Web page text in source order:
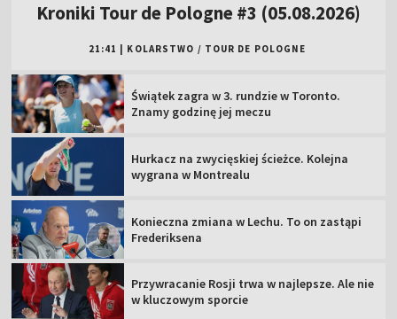
Kroniki Tour de Pologne #3 (05.08.2026)
21:41 KOLARSTWO / TOUR DE POLOGNE
Świątek zagra w 3. rundzie w Toronto.
Znamy godzinę jej meczu
Hurkacz na zwycięskiej ścieżce. Kolejna
wygrana w Montrealu
Konieczna zmiana w Lechu. To on zastąpi
Frederiksena
Przywracanie Rosji trwa w najlepsze. Ale nie
w kluczowym sporcie